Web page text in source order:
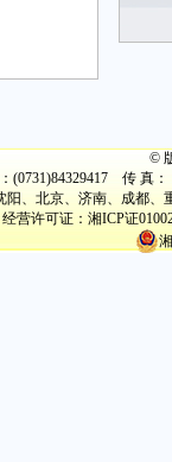
©
(0731)84329417 传 真：
阳、北京、济南、成都、
营许可证：湘ICP证